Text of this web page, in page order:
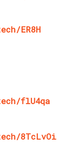
ER8H
flU4qa
8TcLvOi